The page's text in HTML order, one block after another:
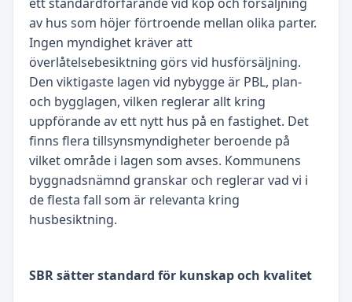
av hus som höjer förtroende mellan olika parter.
Ingen myndighet kräver att
överlåtelsebesiktning görs vid husförsäljning.
Den viktigaste lagen vid nybygge är PBL, plan-
och bygglagen, vilken reglerar allt kring
uppförande av ett nytt hus på en fastighet. Det
finns flera tillsynsmyndigheter beroende på
vilket område i lagen som avses. Kommunens
byggnadsnämnd granskar och reglerar vad vi i
de flesta fall som är relevanta kring
husbesiktning.
SBR sätter standard för kunskap och kvalitet